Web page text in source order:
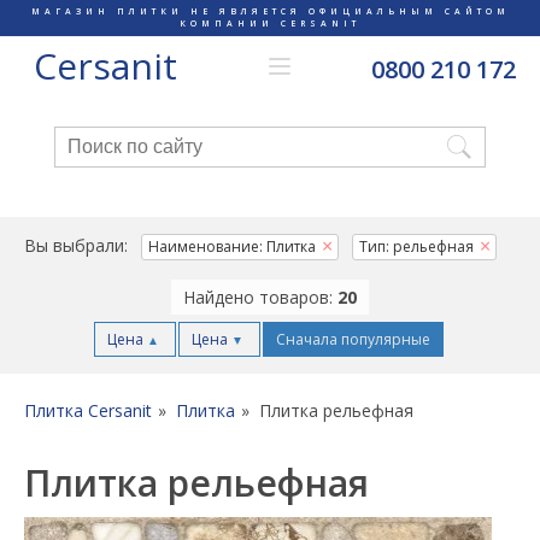
МАГАЗИН ПЛИТКИ НЕ ЯВЛЯЕТСЯ ОФИЦИАЛЬНЫМ САЙТОМ
КОМПАНИИ CERSANIT
Cersanit 0800 210 172
Вы выбрали: Наименование: Плитка Тип: рельефная
Найдено товаров: 20
Цена ▲ Цена ▼ Сначала популярные
Плитка Cersanit Плитка Плитка рельефная
Плитка рельефная